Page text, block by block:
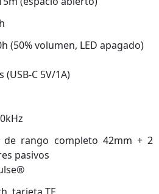
(50% volumen, LED apagado)
(USB‑C 5V/1A)
de rango completo 42mm + 2
pasivos